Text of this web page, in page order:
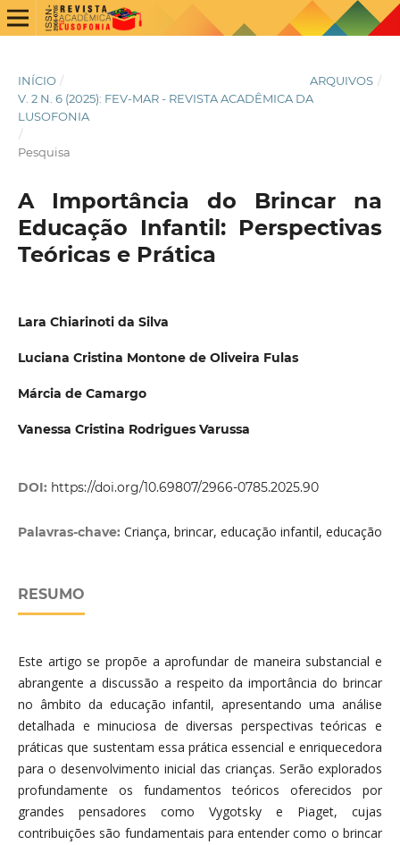
INÍCIO / ARQUIVOS /
V. 2 N. 6 (2025): FEV-MAR - REVISTA ACADÊMICA DA
LUSOFONIA
/
Pesquisa
A Importância do Brincar na
Educação Infantil: Perspectivas
Teóricas e Prática
Lara Chiarinoti da Silva
Luciana Cristina Montone de Oliveira Fulas
Márcia de Camargo
Vanessa Cristina Rodrigues Varussa
DOI: https://doi.org/10.69807/2966-0785.2025.90
Palavras-chave: Criança, brincar, educação infantil, educação
RESUMO
Este artigo se propõe a aprofundar de maneira substancial e
abrangente a discussão a respeito da importância do brincar
no âmbito da educação infantil, apresentando uma análise
detalhada e minuciosa de diversas perspectivas teóricas e
práticas que sustentam essa prática essencial e enriquecedora
para o desenvolvimento inicial das crianças. Serão explorados
profundamente os fundamentos teóricos oferecidos por
grandes pensadores como Vygotsky e Piaget, cujas
contribuições são fundamentais para entender como o brincar